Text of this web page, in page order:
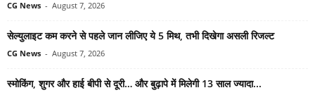
CG News - August 7, 2026
सेल्युलाइट कम करने से पहले जान लीजिए ये 5 मिथ, तभी दिखेगा असली रिजल्ट
CG News - August 7, 2026
स्मोकिंग, शुगर और हाई बीपी से दूरी… और बुढ़ापे में मिलेगी 13 साल ज्यादा...